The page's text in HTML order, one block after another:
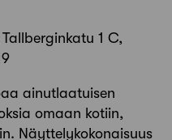
1 C,
ainutlaatuisen
omaan kotiin,
Näyttelykokonaisuus